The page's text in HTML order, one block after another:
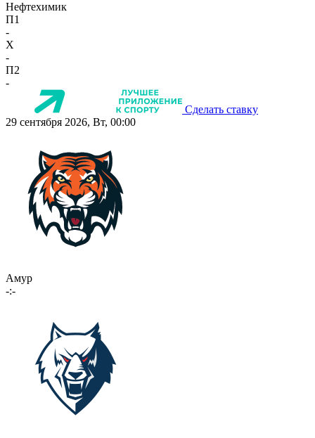
Нефтехимик
П1
-
X
-
П2
-
Сделать ставку
29 сентября 2026, Вт, 00:00
Амур
-:-